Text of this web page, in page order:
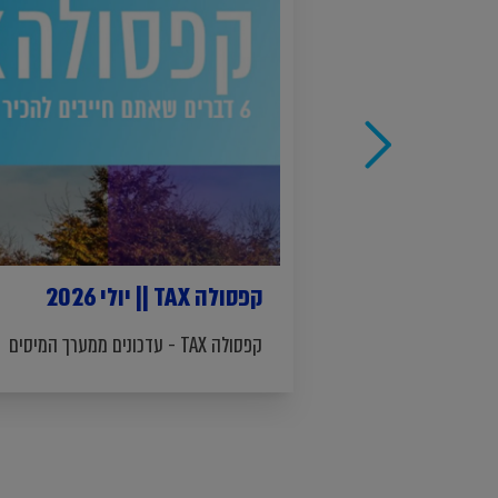
קפסולה TAX || יולי 2026
קפסולה TAX - עדכונים ממערך המיסים